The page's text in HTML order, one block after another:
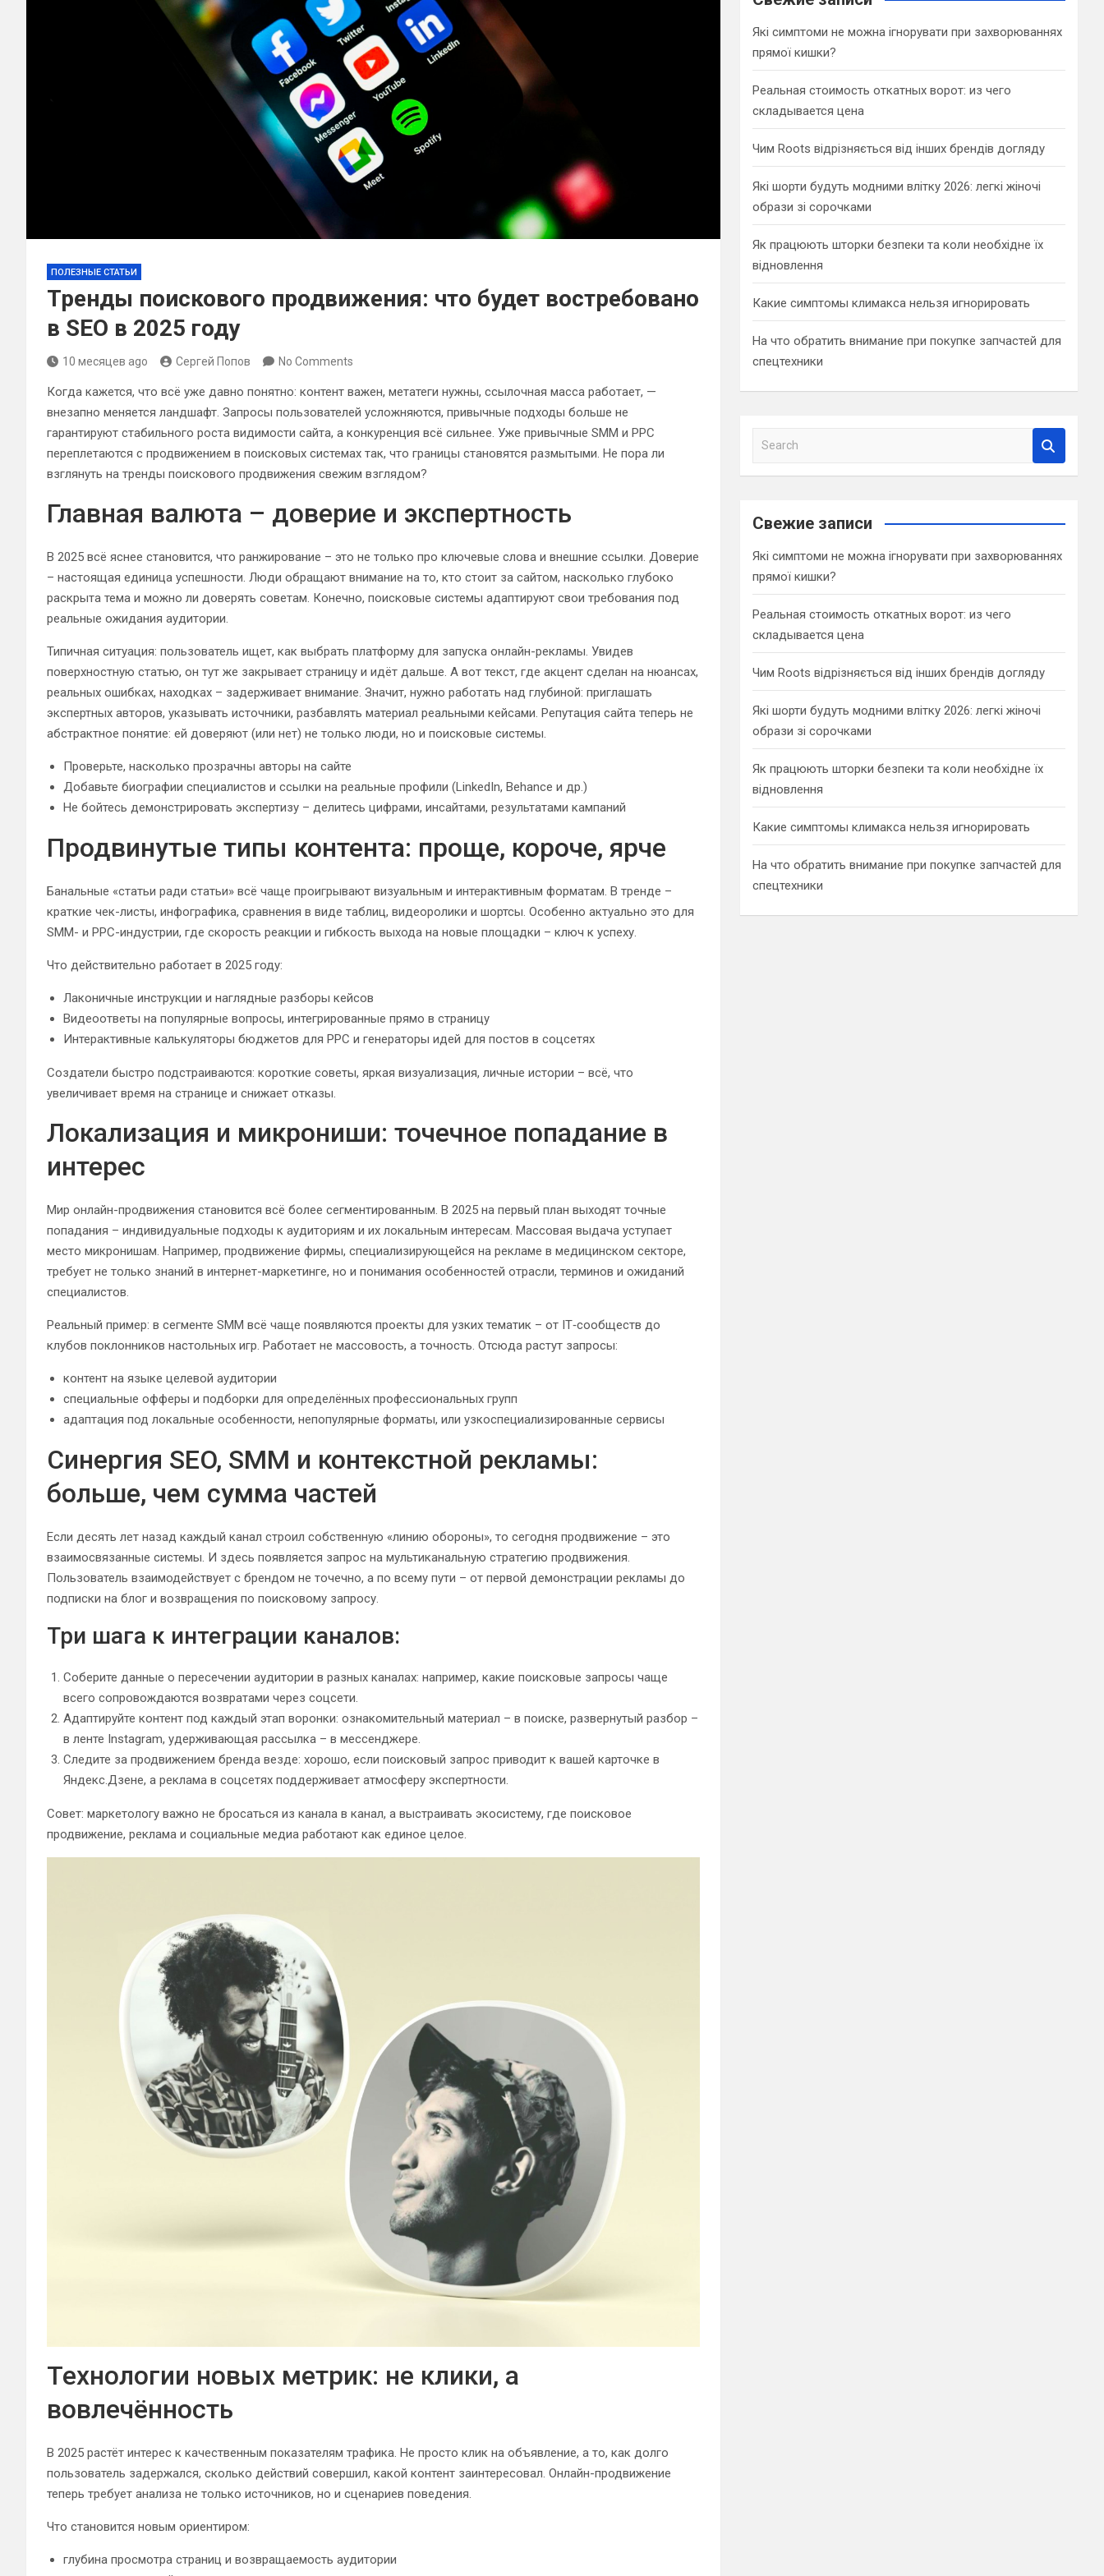
ПОЛЕЗНЫЕ СТАТЬИ
Тренды поискового продвижения: что будет востребовано
в SEO в 2025 году
10 месяцев ago Сергей Попов No Comments
Когда кажется, что всё уже давно понятно: контент важен, метатеги нужны, ссылочная масса работает, —
внезапно меняется ландшафт. Запросы пользователей усложняются, привычные подходы больше не
гарантируют стабильного роста видимости сайта, а конкуренция всё сильнее. Уже привычные SMM и PPC
переплетаются с продвижением в поисковых системах так, что границы становятся размытыми. Не пора ли
взглянуть на тренды поискового продвижения свежим взглядом?
Главная валюта – доверие и экспертность
В 2025 всё яснее становится, что ранжирование – это не только про ключевые слова и внешние ссылки. Доверие
– настоящая единица успешности. Люди обращают внимание на то, кто стоит за сайтом, насколько глубоко
раскрыта тема и можно ли доверять советам. Конечно, поисковые системы адаптируют свои требования под
реальные ожидания аудитории.
Типичная ситуация: пользователь ищет, как выбрать платформу для запуска онлайн-рекламы. Увидев
поверхностную статью, он тут же закрывает страницу и идёт дальше. А вот текст, где акцент сделан на нюансах,
реальных ошибках, находках – задерживает внимание. Значит, нужно работать над глубиной: приглашать
экспертных авторов, указывать источники, разбавлять материал реальными кейсами. Репутация сайта теперь не
абстрактное понятие: ей доверяют (или нет) не только люди, но и поисковые системы.
Проверьте, насколько прозрачны авторы на сайте
Добавьте биографии специалистов и ссылки на реальные профили (LinkedIn, Behance и др.)
Не бойтесь демонстрировать экспертизу – делитесь цифрами, инсайтами, результатами кампаний
Продвинутые типы контента: проще, короче, ярче
Банальные «статьи ради статьи» всё чаще проигрывают визуальным и интерактивным форматам. В тренде –
краткие чек-листы, инфографика, сравнения в виде таблиц, видеоролики и шортсы. Особенно актуально это для
SMM- и PPC-индустрии, где скорость реакции и гибкость выхода на новые площадки – ключ к успеху.
Что действительно работает в 2025 году:
Лаконичные инструкции и наглядные разборы кейсов
Видеоответы на популярные вопросы, интегрированные прямо в страницу
Интерактивные калькуляторы бюджетов для PPC и генераторы идей для постов в соцсетях
Создатели быстро подстраиваются: короткие советы, яркая визуализация, личные истории – всё, что
увеличивает время на странице и снижает отказы.
Локализация и микрониши: точечное попадание в
интерес
Мир онлайн-продвижения становится всё более сегментированным. В 2025 на первый план выходят точные
попадания – индивидуальные подходы к аудиториям и их локальным интересам. Массовая выдача уступает
место микронишам. Например, продвижение фирмы, специализирующейся на рекламе в медицинском секторе,
требует не только знаний в интернет-маркетинге, но и понимания особенностей отрасли, терминов и ожиданий
специалистов.
Реальный пример: в сегменте SMM всё чаще появляются проекты для узких тематик – от IT‑сообществ до
клубов поклонников настольных игр. Работает не массовость, а точность. Отсюда растут запросы:
контент на языке целевой аудитории
специальные офферы и подборки для определённых профессиональных групп
адаптация под локальные особенности, непопулярные форматы, или узкоспециализированные сервисы
Синергия SEO, SMM и контекстной рекламы:
больше, чем сумма частей
Если десять лет назад каждый канал строил собственную «линию обороны», то сегодня продвижение – это
взаимосвязанные системы. И здесь появляется запрос на мультиканальную стратегию продвижения.
Пользователь взаимодействует с брендом не точечно, а по всему пути – от первой демонстрации рекламы до
подписки на блог и возвращения по поисковому запросу.
Три шага к интеграции каналов:
Соберите данные о пересечении аудитории в разных каналах: например, какие поисковые запросы чаще
всего сопровождаются возвратами через соцсети.
Адаптируйте контент под каждый этап воронки: ознакомительный материал – в поиске, развернутый разбор –
в ленте Instagram, удерживающая рассылка – в мессенджере.
Следите за продвижением бренда везде: хорошо, если поисковый запрос приводит к вашей карточке в
Яндекс.Дзене, а реклама в соцсетях поддерживает атмосферу экспертности.
Совет: маркетологу важно не бросаться из канала в канал, а выстраивать экосистему, где поисковое
продвижение, реклама и социальные медиа работают как единое целое.
Технологии новых метрик: не клики, а
вовлечённость
В 2025 растёт интерес к качественным показателям трафика. Не просто клик на объявление, а то, как долго
пользователь задержался, сколько действий совершил, какой контент заинтересовал. Oнлайн-продвижение
теперь требует анализа не только источников, но и сценариев поведения.
Что становится новым ориентиром:
глубина просмотра страниц и возвращаемость аудитории
Які симптоми не можна ігнорувати при захворюваннях
прямої кишки?
Реальная стоимость откатных ворот: из чего
складывается цена
Чим Roots відрізняється від інших брендів догляду
Які шорти будуть модними влітку 2026: легкі жіночі
образи зі сорочками
Як працюють шторки безпеки та коли необхідне їх
відновлення
Какие симптомы климакса нельзя игнорировать
На что обратить внимание при покупке запчастей для
спецтехники
a
c
Свежие записи
Які симптоми не можна ігнорувати при захворюваннях
прямої кишки?
Реальная стоимость откатных ворот: из чего
складывается цена
Чим Roots відрізняється від інших брендів догляду
Які шорти будуть модними влітку 2026: легкі жіночі
образи зі сорочками
Як працюють шторки безпеки та коли необхідне їх
відновлення
Какие симптомы климакса нельзя игнорировать
На что обратить внимание при покупке запчастей для
спецтехники